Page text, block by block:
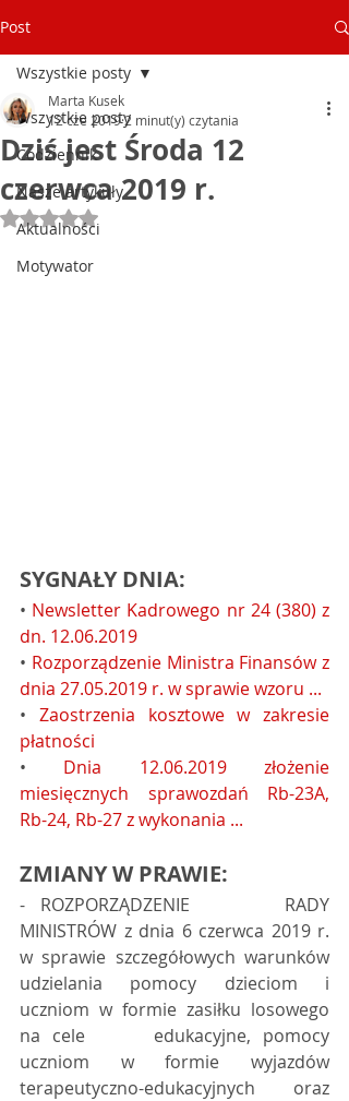
Post
Wszystkie posty
Codziennik
Nasze artykuły
Aktualności
Motywator
Wszystkie posty
Dziś jest Środa 12
czerwca 2019 r.
Marta Kusek
12 cze 20192 minut(y) czytania
Oceniono na NaN z 5 gwiazdek.
SYGNAŁY DNIA:
• Newsletter Kadrowego nr 24 (380) z
dn. 12.06.2019
• Rozporządzenie Ministra Finansów z
dnia 27.05.2019 r. w sprawie wzoru ...
• Zaostrzenia kosztowe w zakresie
płatności
• Dnia 12.06.2019 złożenie
miesięcznych sprawozdań Rb-23A,
Rb-24, Rb-27 z wykonania ...
ZMIANY W PRAWIE:
- ROZPORZĄDZENIE      RADY
MINISTRÓW z dnia 6 czerwca 2019 r.
w sprawie szczegółowych warunków
udzielania pomocy dzieciom i
uczniom w formie zasiłku losowego
na cele      edukacyjne, pomocy
uczniom w formie wyjazdów
terapeutyczno-edukacyjnych      oraz